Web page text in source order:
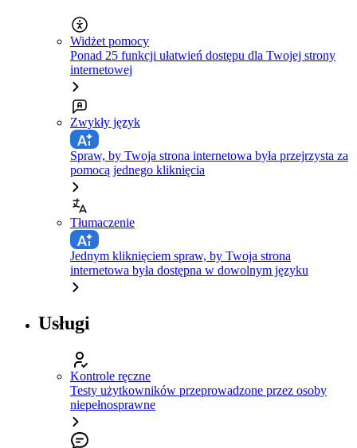
Widżet pomocy
Ponad 25 funkcji ułatwień dostępu dla Twojej strony
internetowej
Zwykły język
Spraw, by Twoja strona internetowa była przejrzysta za
pomocą jednego kliknięcia
Tłumaczenie
Jednym kliknięciem spraw, by Twoja strona
internetowa była dostępna w dowolnym języku
Usługi
Kontrole ręczne
Testy użytkowników przeprowadzone przez osoby
niepełnosprawne